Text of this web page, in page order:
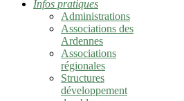
Infos pratiques
Administrations
Associations des
Ardennes
Associations
régionales
Structures
développement